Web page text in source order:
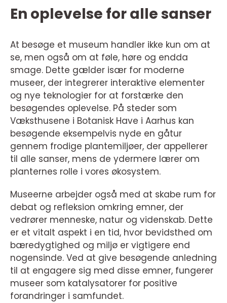
En oplevelse for alle sanser
At besøge et museum handler ikke kun om at
se, men også om at føle, høre og endda
smage. Dette gælder især for moderne
museer, der integrerer interaktive elementer
og nye teknologier for at forstærke den
besøgendes oplevelse. På steder som
Væksthusene i Botanisk Have i Aarhus kan
besøgende eksempelvis nyde en gåtur
gennem frodige plantemiljøer, der appellerer
til alle sanser, mens de ydermere lærer om
planternes rolle i vores økosystem.
Museerne arbejder også med at skabe rum for
debat og refleksion omkring emner, der
vedrører menneske, natur og videnskab. Dette
er et vitalt aspekt i en tid, hvor bevidsthed om
bæredygtighed og miljø er vigtigere end
nogensinde. Ved at give besøgende anledning
til at engagere sig med disse emner, fungerer
museer som katalysatorer for positive
forandringer i samfundet.